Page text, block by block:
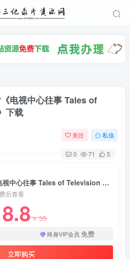
电视中心往事 Tales of
下载
关注 私信
0 71 5
真人秀&舞台纪录片《电视中心往事 Tales of Television Centre》下载
后查看
8.8￥35
终身VIP会员 免费
立即购买